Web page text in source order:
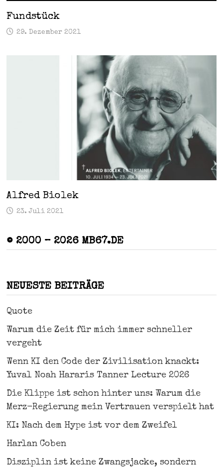
Fundstück
29. Dezember 2021
Alfred Biolek
23. Juli 2021
© 2000 – 2026 MB67.DE
NEUESTE BEITRÄGE
Quote
Warum die Zeit für mich immer schneller
vergeht
Wenn KI den Code der Zivilisation knackt:
Yuval Noah Hararis Tanner Lecture 2026
Die Klippe ist schon hinter uns: Warum die
Merz-Regierung mein Vertrauen verspielt hat
KI: Nach dem Hype ist vor dem Zweifel
Harlan Coben
Disziplin ist keine Zwangsjacke, sondern